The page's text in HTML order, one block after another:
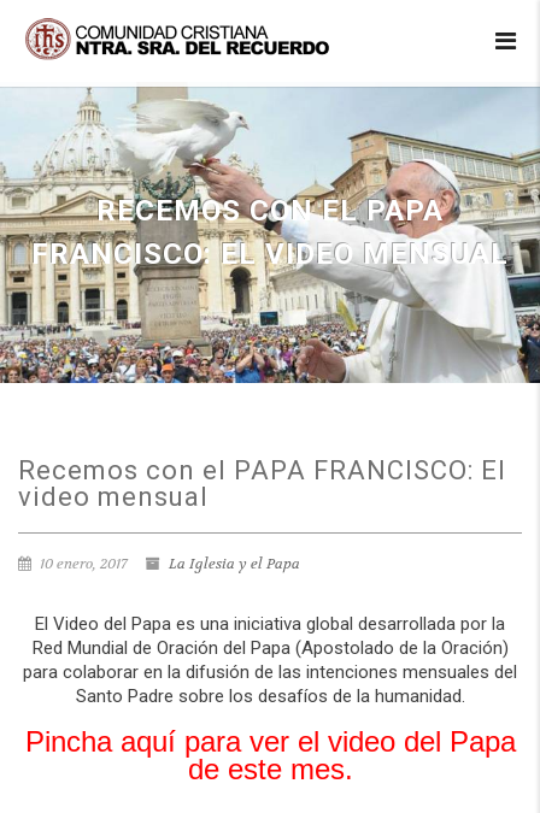
RECEMOS CON EL PAPA
FRANCISCO: EL VIDEO MENSUAL
Recemos con el PAPA FRANCISCO: El
video mensual
10 enero, 2017 La Iglesia y el Papa
El Video del Papa es una iniciativa global desarrollada por la
Red Mundial de Oración del Papa (Apostolado de la Oración)
para colaborar en la difusión de las intenciones mensuales del
Santo Padre sobre los desafíos de la humanidad.
Pincha aquí para ver el video del Papa
de este mes.